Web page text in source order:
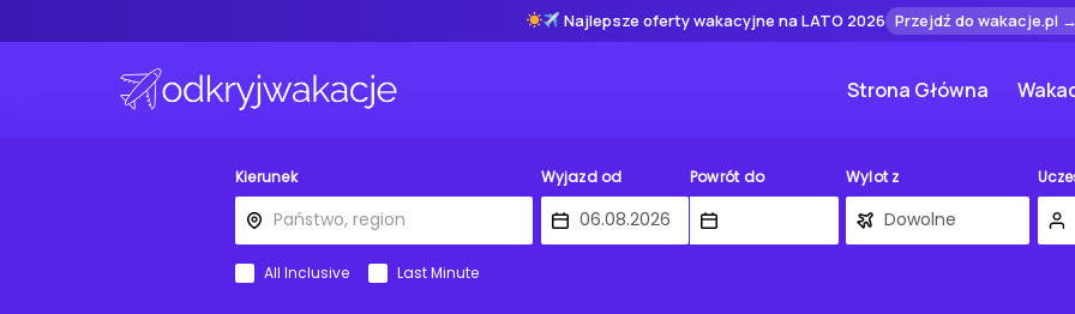
Najlepsze oferty wakacyjne na LATO 2026 Przejdź do wakacje.pl
Strona Główna
Kierunek Wyjazd od Powrót do Wylot z
All Inclusive Last Minute